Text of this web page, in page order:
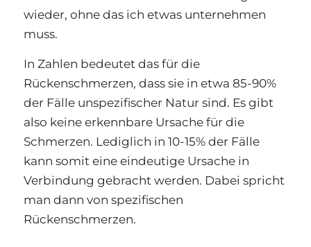
wieder, ohne das ich etwas unternehmen
muss.
In Zahlen bedeutet das für die
Rückenschmerzen, dass sie in etwa 85-90%
der Fälle unspezifischer Natur sind. Es gibt
also keine erkennbare Ursache für die
Schmerzen. Lediglich in 10-15% der Fälle
kann somit eine eindeutige Ursache in
Verbindung gebracht werden. Dabei spricht
man dann von spezifischen
Rückenschmerzen.